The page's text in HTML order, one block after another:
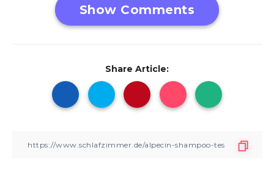
Show Comments
Share Article: